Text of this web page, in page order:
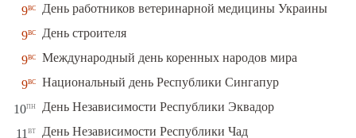
9вс День работников ветеринарной медицины Украины
9вс День строителя
9вс Международный день коренных народов мира
9вс Национальный день Республики Сингапур
10пн День Независимости Республики Эквадор
11 вт День Независимости Республики Чад